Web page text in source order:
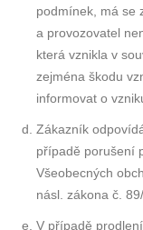
podmínek, má se
a provozovatel
která vznikla v
zejména škodu
informovat o
Zákazník
případě porušení
Všeobecných
násl. zákona č.
V případě